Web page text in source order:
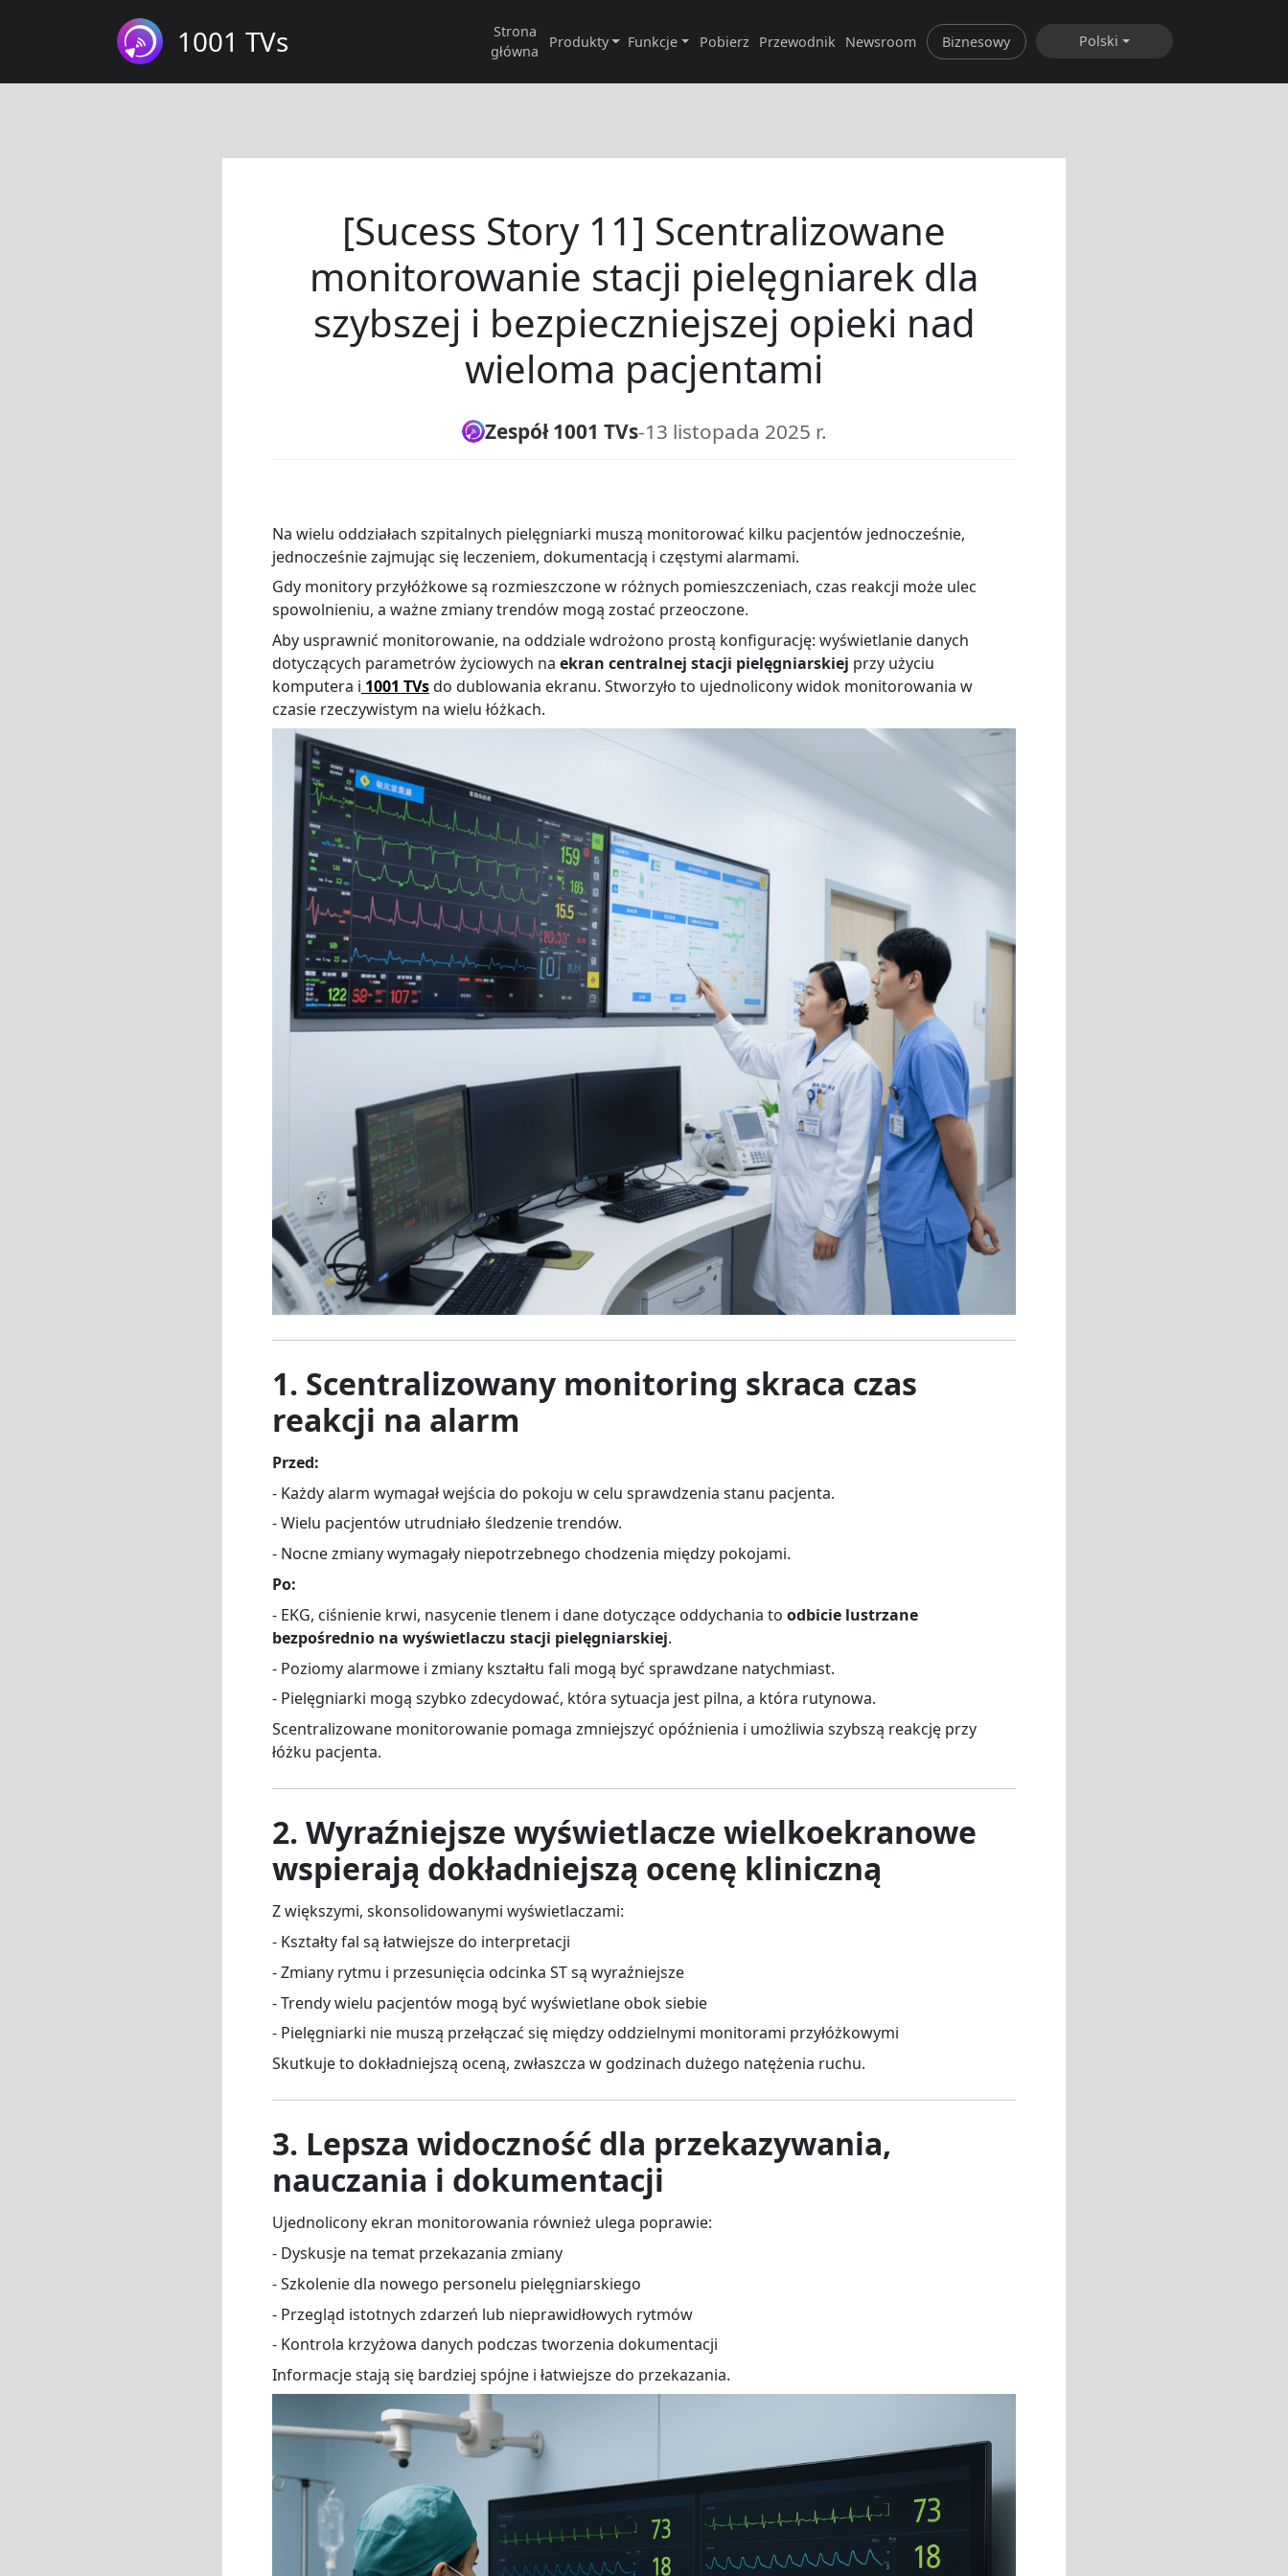
1001 TVs
Strona
główna
Produkty Funkcje Pobierz Przewodnik Newsroom Biznesowy Polski
[Sucess Story 11] Scentralizowane
monitorowanie stacji pielęgniarek dla
szybszej i bezpieczniejszej opieki nad
wieloma pacjentami
Zespół 1001 TVs-13 listopada 2025 r.
Na wielu oddziałach szpitalnych pielęgniarki muszą monitorować kilku pacjentów jednocześnie,
jednocześnie zajmując się leczeniem, dokumentacją i częstymi alarmami.
Gdy monitory przyłóżkowe są rozmieszczone w różnych pomieszczeniach, czas reakcji może ulec
spowolnieniu, a ważne zmiany trendów mogą zostać przeoczone.
Aby usprawnić monitorowanie, na oddziale wdrożono prostą konfigurację: wyświetlanie danych
dotyczących parametrów życiowych na ekran centralnej stacji pielęgniarskiej przy użyciu
komputera i 1001 TVsdo dublowania ekranu. Stworzyło to ujednolicony widok monitorowania w
czasie rzeczywistym na wielu łóżkach.
1. Scentralizowany monitoring skraca czas
reakcji na alarm
Przed:
- Każdy alarm wymagał wejścia do pokoju w celu sprawdzenia stanu pacjenta.
- Wielu pacjentów utrudniało śledzenie trendów.
- Nocne zmiany wymagały niepotrzebnego chodzenia między pokojami.
Po:
- EKG, ciśnienie krwi, nasycenie tlenem i dane dotyczące oddychania to odbicie lustrzane
bezpośrednio na wyświetlaczu stacji pielęgniarskiej.
- Poziomy alarmowe i zmiany kształtu fali mogą być sprawdzane natychmiast.
- Pielęgniarki mogą szybko zdecydować, która sytuacja jest pilna, a która rutynowa.
Scentralizowane monitorowanie pomaga zmniejszyć opóźnienia i umożliwia szybszą reakcję przy
łóżku pacjenta.
2. Wyraźniejsze wyświetlacze wielkoekranowe
wspierają dokładniejszą ocenę kliniczną
Z większymi, skonsolidowanymi wyświetlaczami:
- Kształty fal są łatwiejsze do interpretacji
- Zmiany rytmu i przesunięcia odcinka ST są wyraźniejsze
- Trendy wielu pacjentów mogą być wyświetlane obok siebie
- Pielęgniarki nie muszą przełączać się między oddzielnymi monitorami przyłóżkowymi
Skutkuje to dokładniejszą oceną, zwłaszcza w godzinach dużego natężenia ruchu.
3. Lepsza widoczność dla przekazywania,
nauczania i dokumentacji
Ujednolicony ekran monitorowania również ulega poprawie:
- Dyskusje na temat przekazania zmiany
- Szkolenie dla nowego personelu pielęgniarskiego
- Przegląd istotnych zdarzeń lub nieprawidłowych rytmów
- Kontrola krzyżowa danych podczas tworzenia dokumentacji
Informacje stają się bardziej spójne i łatwiejsze do przekazania.